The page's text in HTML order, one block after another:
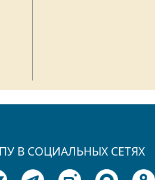
В СОЦИАЛЬНЫХ СЕТЯХ